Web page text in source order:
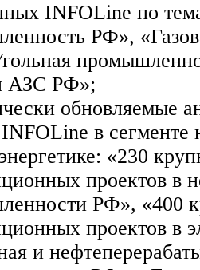
INFOLine по
РФ»,
АЗС РФ»;
обновляемые
в сегменте
«230
проектов в
РФ», «400
проектов в
и